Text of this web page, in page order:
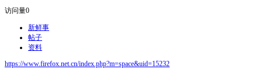
访问量0
新鲜事
帖子
资料
https://www.firefox.net.cn/index.php?m=space&uid=15232